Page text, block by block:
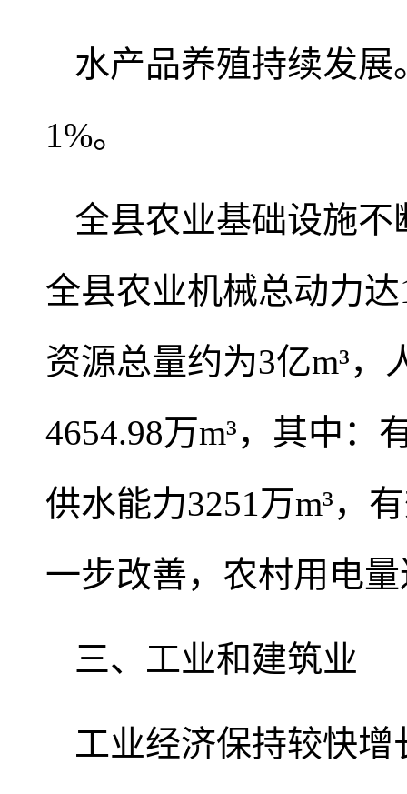
水产品养殖持续发展
1%。
全县农业基础设施不
全县农业机械总动力
资源总量约为3亿m³，
4654.98万m³，其中：
供水能力3251万m³，
一步改善，农村用电
三、工业和建筑业
工业经济保持较快增